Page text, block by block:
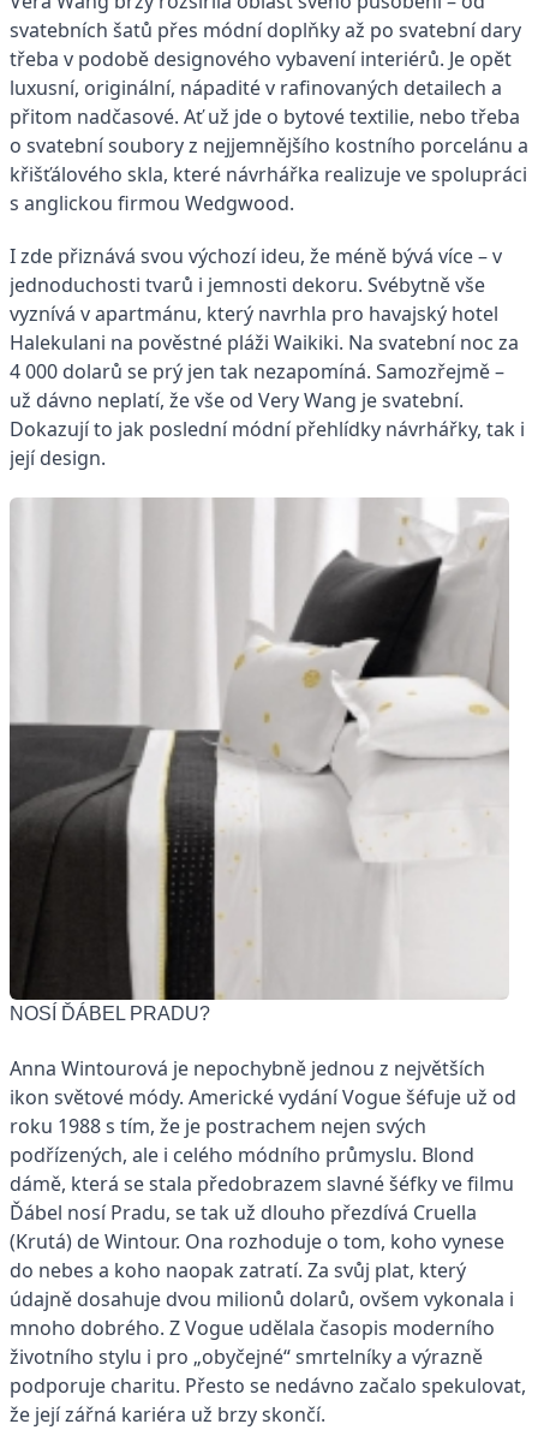
svatebních šatů přes módní doplňky až po svatební dary
třeba v podobě designového vybavení interiérů. Je opět
luxusní, originální, nápadité v rafinovaných detailech a
přitom nadčasové. Ať už jde o bytové textilie, nebo třeba
o svatební soubory z nejjemnějšího kostního porcelánu a
křišťálového skla, které návrhářka realizuje ve spolupráci
s anglickou firmou Wedgwood.
I zde přiznává svou výchozí ideu, že méně bývá více – v
jednoduchosti tvarů i jemnosti dekoru. Svébytně vše
vyznívá v apartmánu, který navrhla pro havajský hotel
Halekulani na pověstné pláži Waikiki. Na svatební noc za
4 000 dolarů se prý jen tak nezapomíná. Samozřejmě –
už dávno neplatí, že vše od Very Wang je svatební.
Dokazují to jak poslední módní přehlídky návrhářky, tak i
její design.
NOSÍ ĎÁBEL PRADU?
Anna Wintourová je nepochybně jednou z největších
ikon světové módy. Americké ­vydání Vogue šéfuje už od
roku 1988 s tím, že je postrachem nejen svých
podřízených, ale i celého módního průmyslu. Blond
dámě, která se stala předobrazem slavné šéfky ve filmu
Ďábel nosí Pradu, se tak už dlouho přezdívá Cruella
(Krutá) de Wintour. Ona rozhoduje o tom, koho vynese
do nebes a koho naopak zatratí. Za svůj plat, který
údajně dosahuje dvou milionů dolarů, ovšem vykonala i
mnoho dobrého. Z Vogue udělala časopis moderního
životního stylu i pro „obyčejné“ smrtelníky a výrazně
podporuje charitu. Přesto se nedávno začalo spekulovat,
že její zářná kariéra už brzy skončí.